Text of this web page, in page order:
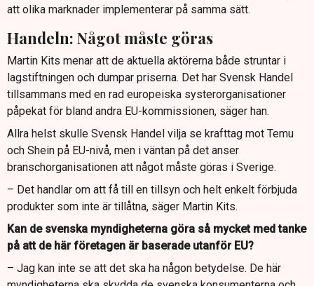
att olika marknader implementerar på samma sätt.
Handeln: Något måste göras
Martin Kits menar att de aktuella aktörerna både struntar i
lagstiftningen och dumpar priserna. Det har Svensk Handel
tillsammans med en rad europeiska systerorganisationer
påpekat för bland andra EU-kommissionen, säger han.
Allra helst skulle Svensk Handel vilja se krafttag mot Temu
och Shein på EU-nivå, men i väntan på det anser
branschorganisationen att något måste göras i Sverige.
– Det handlar om att få till en tillsyn och helt enkelt förbjuda
produkter som inte är tillåtna, säger Martin Kits.
Kan de svenska myndigheterna göra så mycket med tanke
på att de här företagen är baserade utanför EU?
– Jag kan inte se att det ska ha någon betydelse. De här